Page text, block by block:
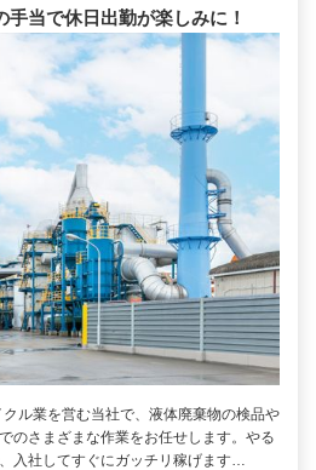
当で休日出勤が楽しみに！
ル業を営む当社で、液体廃棄物の検品や
のさまざまな作業をお任せします。やる
入社してすぐにガッチリ稼げます…